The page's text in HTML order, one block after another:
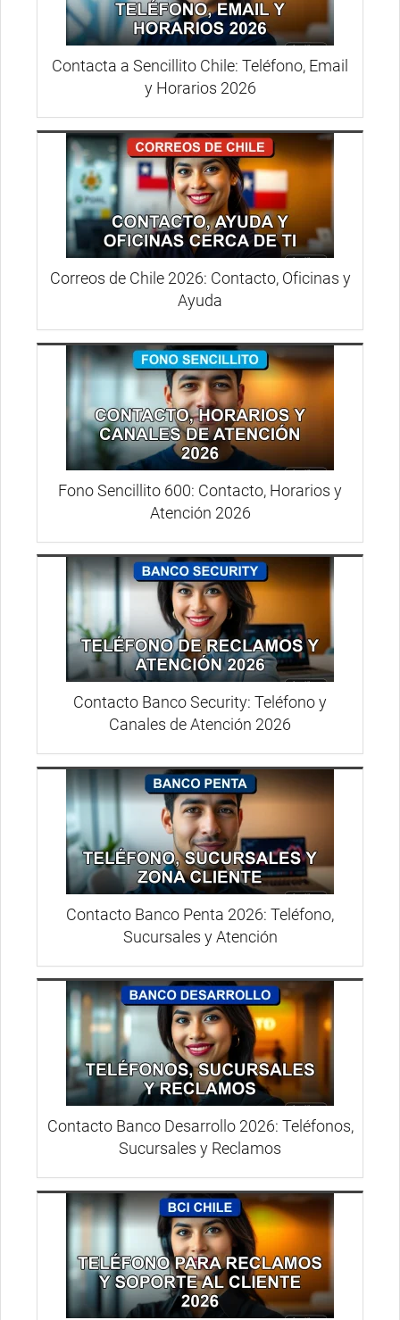
Contacta a Sencillito Chile: Teléfono, Email
y Horarios 2026
Correos de Chile 2026: Contacto, Oficinas y
Ayuda
Fono Sencillito 600: Contacto, Horarios y
Atención 2026
Contacto Banco Security: Teléfono y
Canales de Atención 2026
Contacto Banco Penta 2026: Teléfono,
Sucursales y Atención
Contacto Banco Desarrollo 2026: Teléfonos,
Sucursales y Reclamos